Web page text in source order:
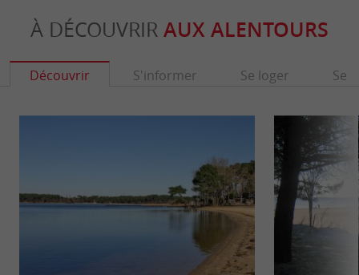
À DÉCOUVRIR AUX ALENTOURS
Découvrir S'informer Se loger Se